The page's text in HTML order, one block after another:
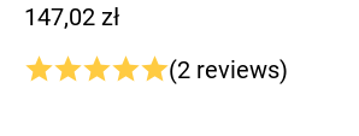
147,02 zł
(2 reviews)